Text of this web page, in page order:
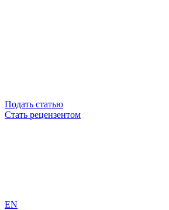
Подать статью
Стать рецензентом
EN